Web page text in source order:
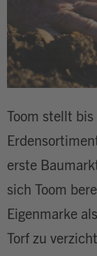
Toom stellt
erste
sich Toom
Eigenmarke
Torf zu